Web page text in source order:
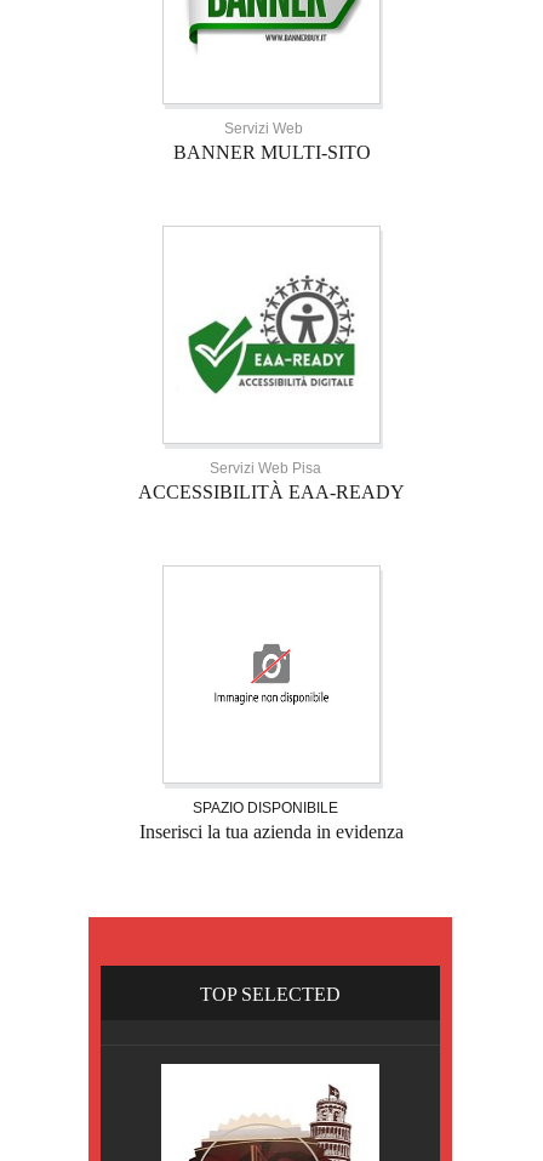
Servizi Web
BANNER MULTI-SITO
Servizi Web Pisa
ACCESSIBILITÀ EAA-READY
SPAZIO DISPONIBILE
Inserisci la tua azienda in evidenza
TOP SELECTED